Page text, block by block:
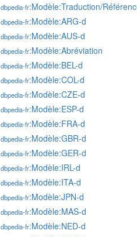
dbpedia-fr:Modèle:Traduction/
dbpedia-fr:Modèle:ARG-d
dbpedia-fr:Modèle:AUS-d
dbpedia-fr:Modèle:Abréviation
dbpedia-fr:Modèle:BEL-d
dbpedia-fr:Modèle:COL-d
dbpedia-fr:Modèle:CZE-d
dbpedia-fr:Modèle:ESP-d
dbpedia-fr:Modèle:FRA-d
dbpedia-fr:Modèle:GBR-d
dbpedia-fr:Modèle:GER-d
dbpedia-fr:Modèle:IRL-d
dbpedia-fr:Modèle:ITA-d
dbpedia-fr:Modèle:JPN-d
dbpedia-fr:Modèle:MAS-d
dbpedia-fr:Modèle:NED-d